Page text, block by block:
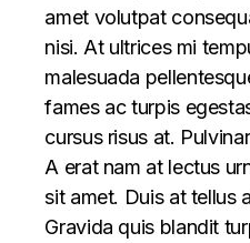
amet volutpat
nisi. At ultrices mi
malesuada
fames ac turpis
cursus risus at.
A erat nam at lectus
sit amet. Duis at tellus
Gravida quis blandit